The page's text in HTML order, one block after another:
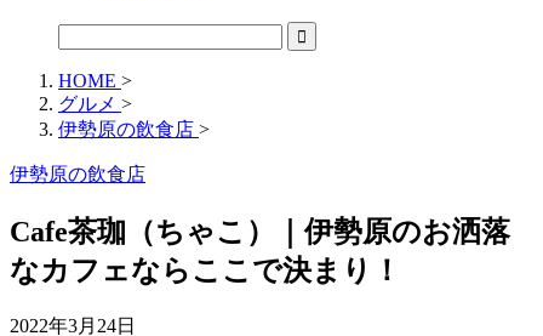
HOME >
グルメ >
伊勢原の飲食店 >
伊勢原の飲食店
Cafe茶珈（ちゃこ）｜伊勢原のお洒落
なカフェならここで決まり！
2022年3月24日